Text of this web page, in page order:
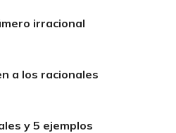
irracional
a los racionales
y 5 ejemplos